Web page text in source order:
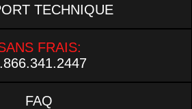
TECHNIQUE
FRAIS:
FAQ